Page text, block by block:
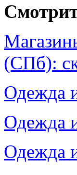
(СПб):
Одежда
Одежда
Одежда